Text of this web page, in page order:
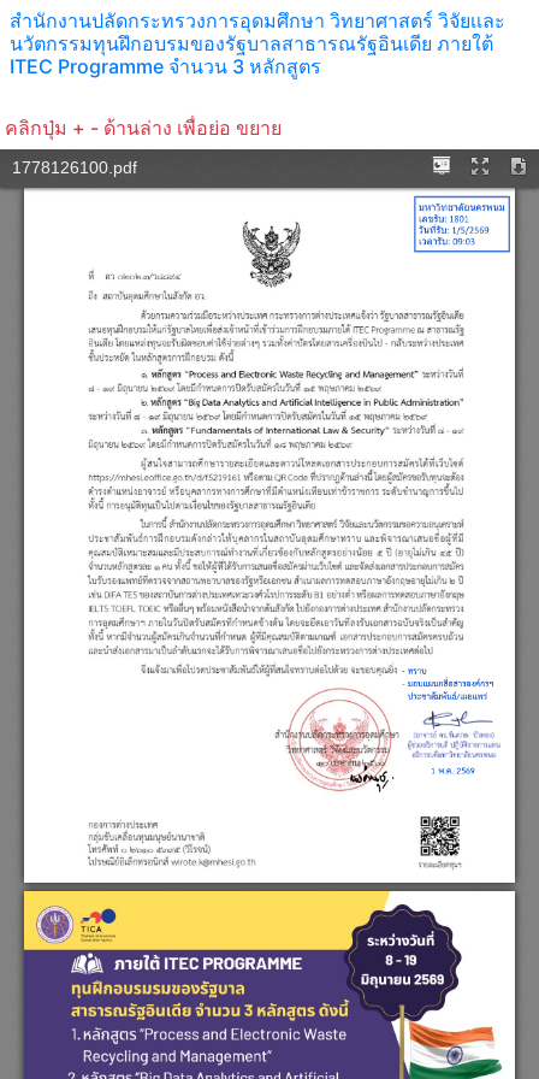
สำนักงานปลัดกระทรวงการอุดมศึกษา วิทยาศาสตร์ วิจัยเเละ
นวัตกรรมทุนฝึกอบรมของรัฐบาลสาธารณรัฐอินเดีย ภายใต้
ITEC Programme จำนวน 3 หลักสูตร
คลิกปุ่ม + - ด้านล่าง เพื่อย่อ ขยาย